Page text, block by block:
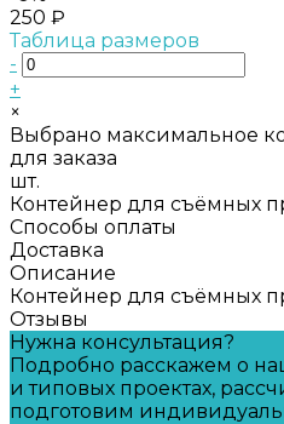
250 ₽
Таблица размеров
-
+
×
Выбрано максимальное
для заказа
шт.
Контейнер для съёмных
Способы оплаты
Доставка
Описание
Контейнер для съёмных
Отзывы
Нужна консультация?
Подробно расскажем о
и типовых проектах,
подготовим